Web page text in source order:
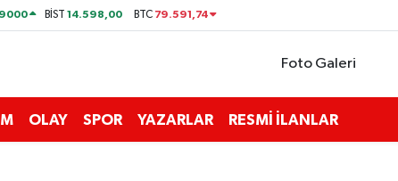
BİST14.598,00 BTC 79.591,74
Foto Galeri
OLAY SPOR YAZARLAR RESMİ İLANLAR